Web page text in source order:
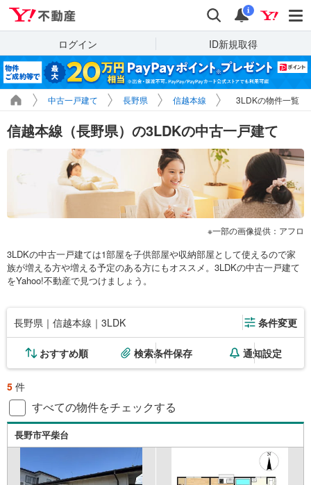
検索 通知
i
ログイン ID新規取得
中古一戸建て 長野県 信越本線 3LDKの物件一覧
信越本線（長野県）の3LDKの中古一戸建て
一部の画像提供：アフロ
3LDKの中古一戸建ては1部屋を子供部屋や収納部屋として使えるので家
族が増える方や増える予定のある方にもオススメ。3LDKの中古一戸建て
をYahoo!不動産で見つけましょう。
長野県｜信越本線｜3LDK 条件変更
おすすめ順 検索条件保存 通知設定
5 件
すべての物件をチェックする
長野市平柴台